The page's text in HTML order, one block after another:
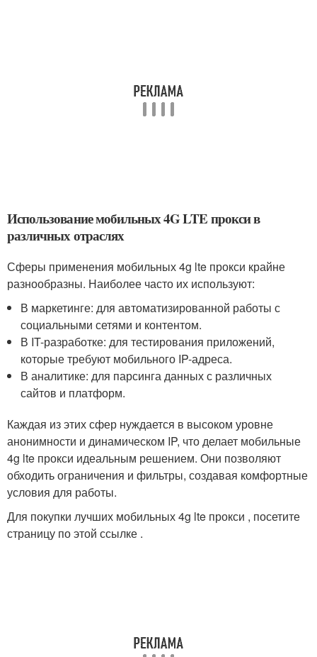
Использование мобильных 4G LTE прокси в
различных отраслях
Сферы применения мобильных 4g lte прокси крайне
разнообразны. Наиболее часто их используют:
В маркетинге: для автоматизированной работы с
социальными сетями и контентом.
В IT-разработке: для тестирования приложений,
которые требуют мобильного IP-адреса.
В аналитике: для парсинга данных с различных
сайтов и платформ.
Каждая из этих сфер нуждается в высоком уровне
анонимности и динамическом IP, что делает мобильные
4g lte прокси идеальным решением. Они позволяют
обходить ограничения и фильтры, создавая комфортные
условия для работы.
Для покупки лучших мобильных 4g lte прокси , посетите
страницу по этой ссылке .